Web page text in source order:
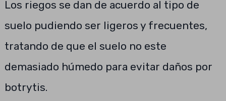
Los riegos se dan de acuerdo al tipo de
suelo pudiendo ser ligeros y frecuentes,
tratando de que el suelo no este
demasiado húmedo para evitar daños por
botrytis.